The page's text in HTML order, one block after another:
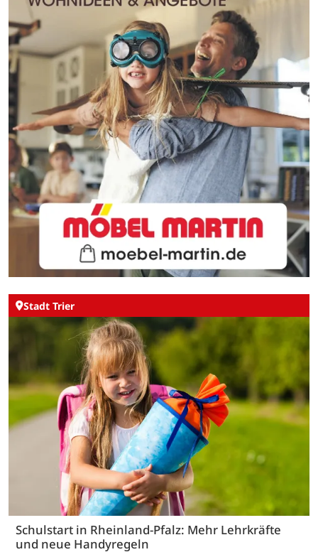
Stadt Trier
Schulstart in Rheinland-Pfalz: Mehr Lehrkräfte
und neue Handyregeln